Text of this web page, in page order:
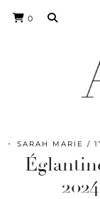
0
SARAH MARIE